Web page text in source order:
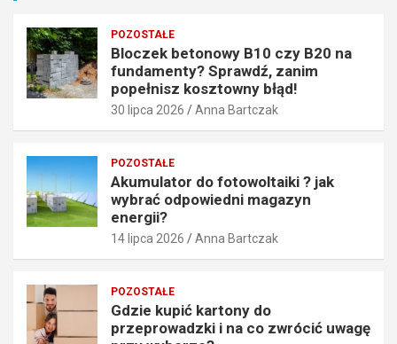
POZOSTAŁE
Bloczek betonowy B10 czy B20 na
fundamenty? Sprawdź, zanim
popełnisz kosztowny błąd!
30 lipca 2026 Anna Bartczak
POZOSTAŁE
Akumulator do fotowoltaiki ? jak
wybrać odpowiedni magazyn
energii?
14 lipca 2026 Anna Bartczak
POZOSTAŁE
Gdzie kupić kartony do
przeprowadzki i na co zwrócić uwagę
o
p
e
n
s
z
k
o
s
z
o
w
n
o
w
e
d
i
m
a
g
a
z
n
e
n